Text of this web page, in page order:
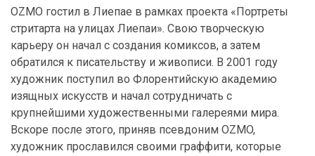
OZMO гостил в Лиепае в рамках проекта «Портреты
стритарта на улицах Лиепаи». Свою творческую
карьеру он начал с создания комиксов, а затем
обратился к писательству и живописи. В 2001 году
художник поступил во Флорентийскую академию
изящных искусств и начал сотрудничать с
крупнейшими художественными галереями мира.
Вскоре после этого, приняв псевдоним OZMO,
художник прославился своими граффити, которые